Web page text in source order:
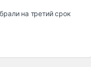
на третий срок